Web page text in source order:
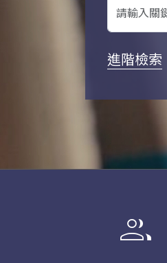
進階檢索
group